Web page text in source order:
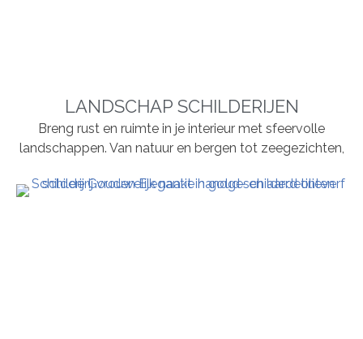
LANDSCHAP SCHILDERIJEN
Breng rust en ruimte in je interieur met sfeervolle
landschappen. Van natuur en bergen tot zeegezichten,